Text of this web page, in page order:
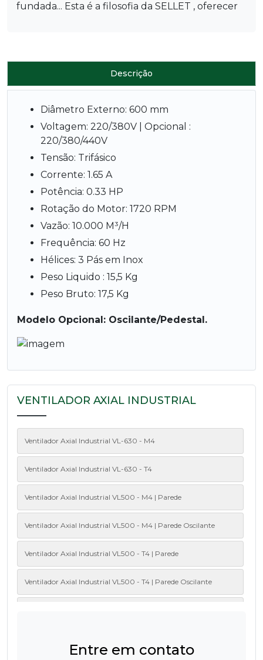
fundada... Esta é a filosofia da SELLET , oferecer
Descrição
Diâmetro Externo: 600 mm
Voltagem: 220/380V | Opcional :
220/380/440V
Tensão: Trifásico
Corrente: 1.65 A
Potência: 0.33 HP
Rotação do Motor: 1720 RPM
Vazão: 10.000 M³/H
Frequência: 60 Hz
Hélices: 3 Pás em Inox
Peso Liquido : 15,5 Kg
Peso Bruto: 17,5 Kg
Modelo Opcional: Oscilante/Pedestal.
VENTILADOR AXIAL INDUSTRIAL
Ventilador Axial Industrial VL-630 - M4
Ventilador Axial Industrial VL-630 - T4
Ventilador Axial Industrial VL500 - M4 | Parede
Ventilador Axial Industrial VL500 - M4 | Parede Oscilante
Ventilador Axial Industrial VL500 - T4 | Parede
Ventilador Axial Industrial VL500 - T4 | Parede Oscilante
Entre em contato